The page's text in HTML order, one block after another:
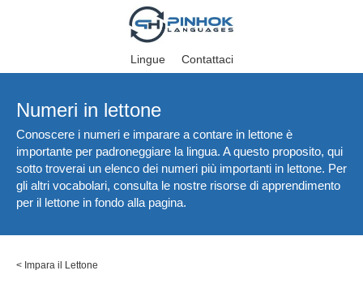
Lingue Contattaci
Numeri in lettone
Conoscere i numeri e imparare a contare in lettone è
importante per padroneggiare la lingua. A questo proposito, qui
sotto troverai un elenco dei numeri più importanti in lettone. Per
gli altri vocabolari, consulta le nostre risorse di apprendimento
per il lettone in fondo alla pagina.
< Impara il Lettone